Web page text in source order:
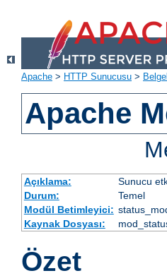
Apache > HTTP Sunucusu >
Apache
Açıklama:
Sunucu
Durum:
Temel
Modül Betimleyici:
Kaynak Dosyası:
Özet